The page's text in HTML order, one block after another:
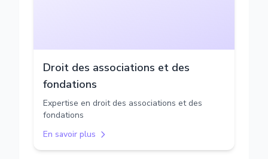
Droit des associations et des
fondations
Expertise en droit des associations et des
fondations
En savoir plus